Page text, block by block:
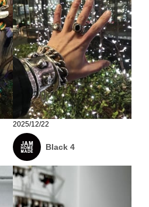
2025/12/22
Black 4